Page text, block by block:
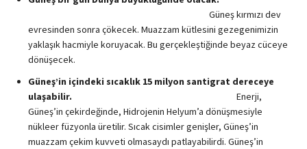
Güneş kırmızı dev
evresinden sonra çökecek. Muazzam kütlesini gezegenimizin
yaklaşık hacmiyle koruyacak. Bu gerçekleştiğinde beyaz cüceye
dönüşecek.
Güneş’in içindeki sıcaklık 15 milyon santigrat dereceye
ulaşabilir. Enerji,
Güneş’in çekirdeğinde, Hidrojenin Helyum’a dönüşmesiyle
nükleer füzyonla üretilir. Sıcak cisimler genişler, Güneş’in
muazzam çekim kuvveti olmasaydı patlayabilirdi. Güneş’in